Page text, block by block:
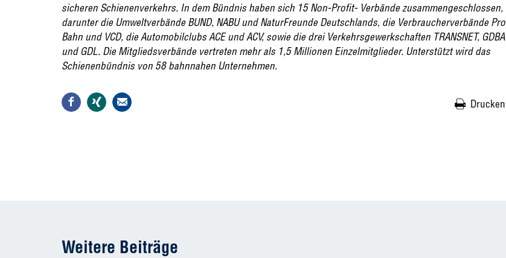
sicheren Schienenverkehrs. In dem Bündnis haben sich 15 Non-Profit- Verbände zusammengeschlossen,
darunter die Umweltverbände BUND, NABU und NaturFreunde Deutschlands, die Verbraucherverbände Pro
Bahn und VCD, die Automobilclubs ACE und ACV, sowie die drei Verkehrsgewerkschaften TRANSNET, GDBA
und GDL. Die Mitgliedsverbände vertreten mehr als 1,5 Millionen Einzelmitglieder. Unterstützt wird das
Schienenbündnis von 58 bahnnahen Unternehmen.
Drucken
Weitere Beiträge